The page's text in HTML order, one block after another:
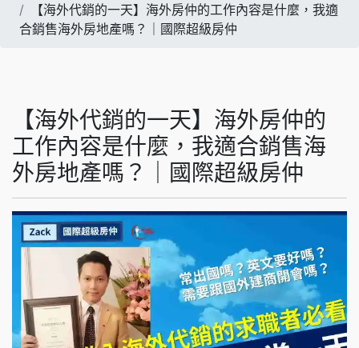
【海外代銷的一天】海外房仲的工作內容是什麼，我適
合銷售海外房地產嗎？｜國際超級房仲
【海外代銷的一天】海外房仲的
工作內容是什麼，我適合銷售海
外房地產嗎？｜國際超級房仲